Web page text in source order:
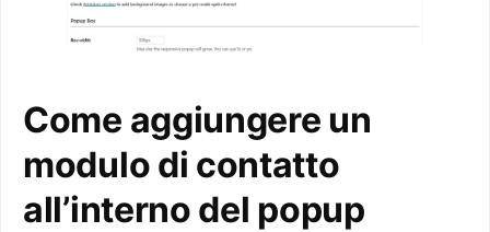
Come aggiungere un
modulo di contatto
all’interno del popup